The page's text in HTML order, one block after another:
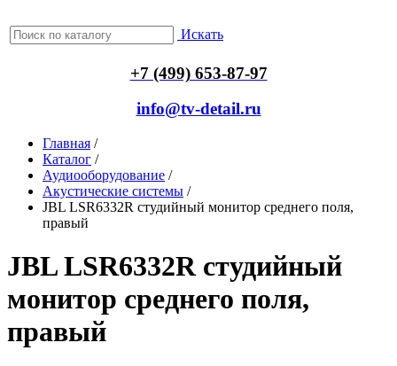
Искать
+7 (499) 653-87-97
info@tv-detail.ru
Главная /
Каталог /
Аудиооборудование /
Акустические системы /
JBL LSR6332R студийный монитор среднего поля,
правый
JBL LSR6332R студийный
монитор среднего поля,
правый